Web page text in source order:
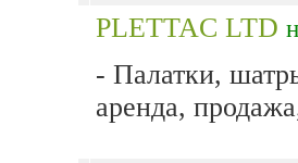
PLETTAC LTD
- Палатки,
аренда,